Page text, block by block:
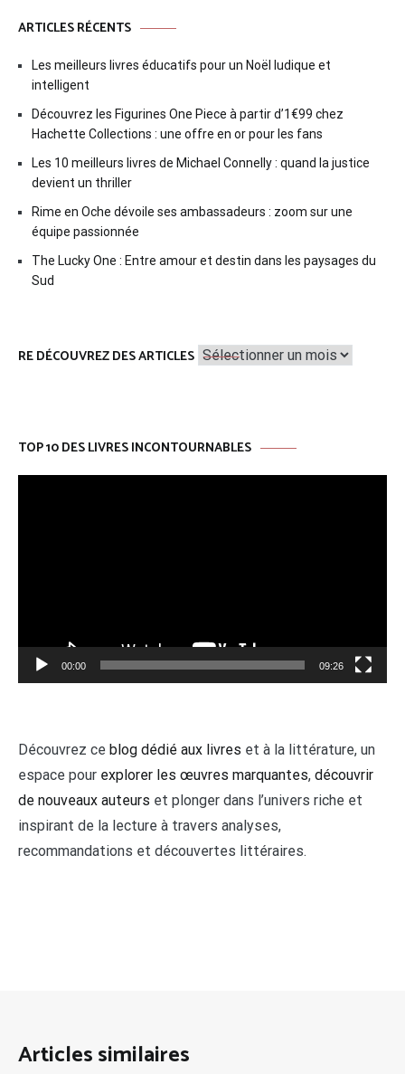
ARTICLES RÉCENTS
Les meilleurs livres éducatifs pour un Noël ludique et
intelligent
Découvrez les Figurines One Piece à partir d’1€99 chez
Hachette Collections : une offre en or pour les fans
Les 10 meilleurs livres de Michael Connelly : quand la justice
devient un thriller
Rime en Oche dévoile ses ambassadeurs : zoom sur une
équipe passionnée
The Lucky One : Entre amour et destin dans les paysages du
Sud
RE DÉCOUVREZ DES ARTICLES Re
découvrez
TOP 10 DES LIVRES INCONTOURNABLES
00:00 09:26
Découvrez ce blog dédié aux livres et à la littérature, un
espace pour explorer les œuvres marquantes, découvrir
de nouveaux auteurs et plonger dans l’univers riche et
inspirant de la lecture à travers analyses,
recommandations et découvertes littéraires.
Articles similaires